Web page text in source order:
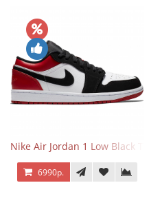
Nike Air Jordan 1 Low Black Toe
6990р.